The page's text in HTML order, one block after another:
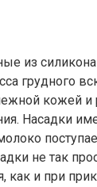
из
грудного
кожей и
Насадки
не так
как и при